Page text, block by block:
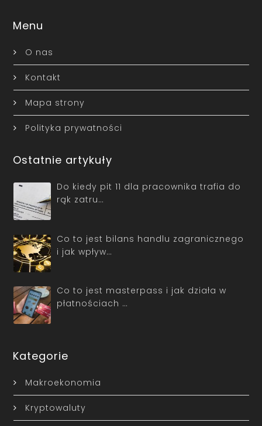
Menu
O nas
Kontakt
Mapa strony
Polityka prywatności
Ostatnie artykuły
Do kiedy pit 11 dla pracownika trafia do
rąk zatru…
Co to jest bilans handlu zagranicznego
i jak wpływ…
Co to jest masterpass i jak działa w
płatnościach …
Kategorie
Makroekonomia
Kryptowaluty